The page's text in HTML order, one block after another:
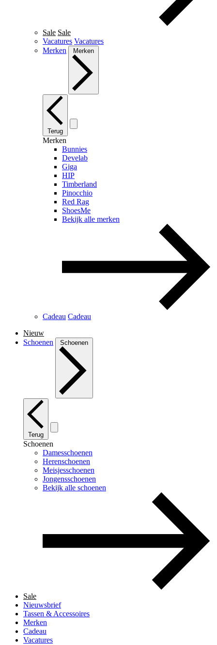
Sale Sale
Vacatures Vacatures
Merken
Merken
Terug
Merken
Bunnies
Develab
Giga
HIP
Timberland
Pinocchio
Red Rag
ShoesMe
Bekijk alle merken
Cadeau Cadeau
Nieuw
Schoenen
Schoenen
Terug
Schoenen
Damesschoenen
Herenschoenen
Meisjesschoenen
Jongensschoenen
Bekijk alle schoenen
Sale
Nieuwsbrief
Tassen & Accessoires
Merken
Cadeau
Vacatures